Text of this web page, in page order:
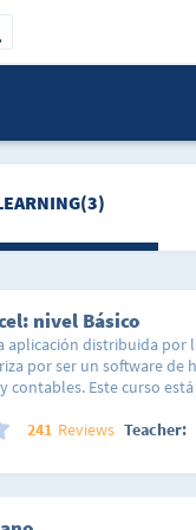
nivel Básico
aplicación distribuida por
por ser un software de
contables. Este curso
saltar a una lección en
que domines
poco a poco irás
241 Reviews Teacher: